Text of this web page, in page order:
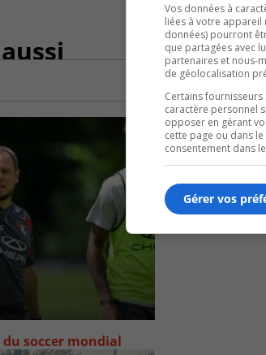
du soccer mondial
Vos données à
liées à votre appareil
données) pourront
que partagées avec
partenaires et nous-
de géolocalisation
Certains
caractère personnel
opposer en gérant
cette page ou dans
consentement dans
Gérer vos